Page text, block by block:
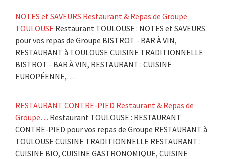
NOTES et SAVEURS Restaurant & Repas de Groupe
TOULOUSE Restaurant TOULOUSE : NOTES et SAVEURS
pour vos repas de Groupe BISTROT - BAR À VIN,
RESTAURANT à TOULOUSE CUISINE TRADITIONNELLE
BISTROT - BAR À VIN, RESTAURANT : CUISINE
EUROPÉENNE,…
RESTAURANT CONTRE-PIED Restaurant & Repas de
Groupe… Restaurant TOULOUSE : RESTAURANT
CONTRE-PIED pour vos repas de Groupe RESTAURANT à
TOULOUSE CUISINE TRADITIONNELLE RESTAURANT :
CUISINE BIO, CUISINE GASTRONOMIQUE, CUISINE